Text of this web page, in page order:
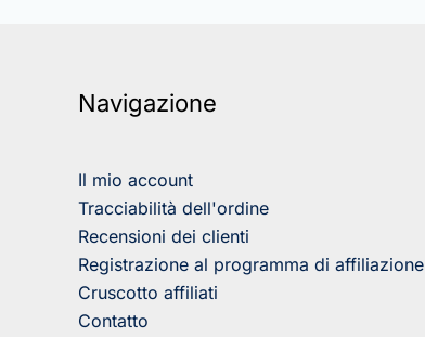
Navigazione
Il mio account
Tracciabilità dell'ordine
Recensioni dei clienti
Registrazione al programma di affiliazione
Cruscotto affiliati
Contatto